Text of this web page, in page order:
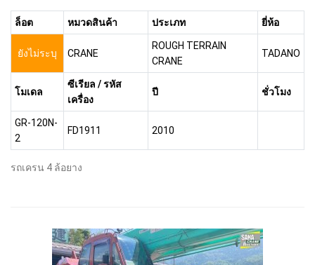
ล็อต หมวดสินค้า ประเภท ยี่ห้อ
ยังไม่ระบุ CRANE
ROUGH TERRAIN
CRANE
TADANO
โมเดล
ซีเรียล / รหัส
เครื่อง
ปี ชั่วโมง
GR-120N-
2
FD1911 2010
รถเครน 4 ล้อยาง